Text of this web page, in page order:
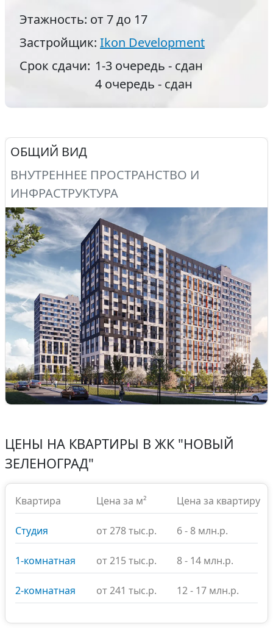
Этажность: от 7 до 17
Застройщик: Ikon Development
Срок сдачи: 1-3 очередь - сдан
4 очередь - сдан
ОБЩИЙ ВИД
ВНУТРЕННЕЕ ПРОСТРАНСТВО И
ИНФРАСТРУКТУРА
Предыдущий
ЦЕНЫ НА КВАРТИРЫ В ЖК "НОВЫЙ
ЗЕЛЕНОГРАД"
Квартира Цена за м² Цена за квартиру
Студия от 278 тыс.р. 6 - 8 млн.р.
1-комнатная от 215 тыс.р. 8 - 14 млн.р.
2-комнатная от 241 тыс.р. 12 - 17 млн.р.